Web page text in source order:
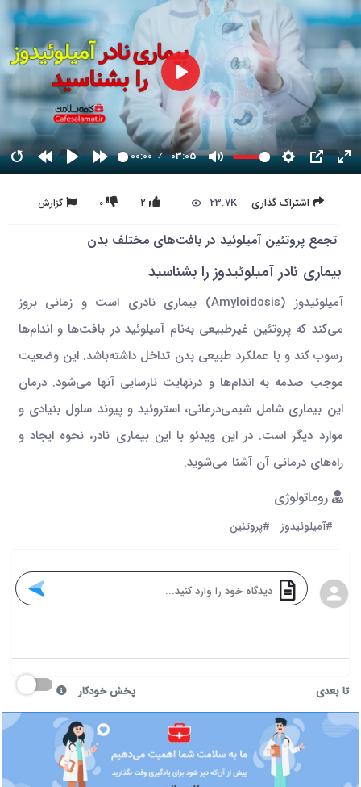
00:00 03:05
اشتراک گذاری 23.7K گزارش 0 2
تجمع پروتئین آمیلوئید در بافت‌های مختلف بدن
بیماری نادر آمیلوئیدوز را بشناسید
آمیلوئیدوز (Amyloidosis) بیماری نادری است و زمانی بروز
می‌کند که پروتئین غیرطبیعی به‌نام آمیلوئید در بافت‌ها و اندام‌ها
رسوب کند و با عملکرد طبیعی بدن تداخل داشته‌باشد. این وضعیت
موجب صدمه به اندام‌ها و درنهایت نارسایی آنها می‌شود. درمان
این بیماری شامل شیمی‌درمانی، استروئید و پیوند سلول بنیادی و
موارد دیگر است. در این ویدئو با این بیماری نادر، نحوه ایجاد و
راه‌های درمانی آن آشنا می‌شوید.
روماتولوژی
#آمیلوئیدوز #پروتئین
تا بعدی پخش خودکار